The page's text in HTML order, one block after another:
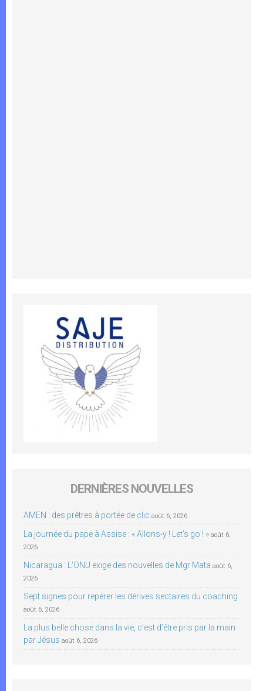
DERNIÈRES NOUVELLES
AMEN : des prêtres à portée de clic août 6, 2026
La journée du pape à Assise : « Allons-y ! Let’s go ! » août 6,
2026
Nicaragua : L’ONU exige des nouvelles de Mgr Mata août 6,
2026
Sept signes pour repérer les dérives sectaires du coaching
août 6, 2026
La plus belle chose dans la vie, c’est d’être pris par la main
par Jésus août 6, 2026